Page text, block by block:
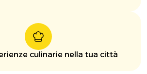
culinarie nella tua città